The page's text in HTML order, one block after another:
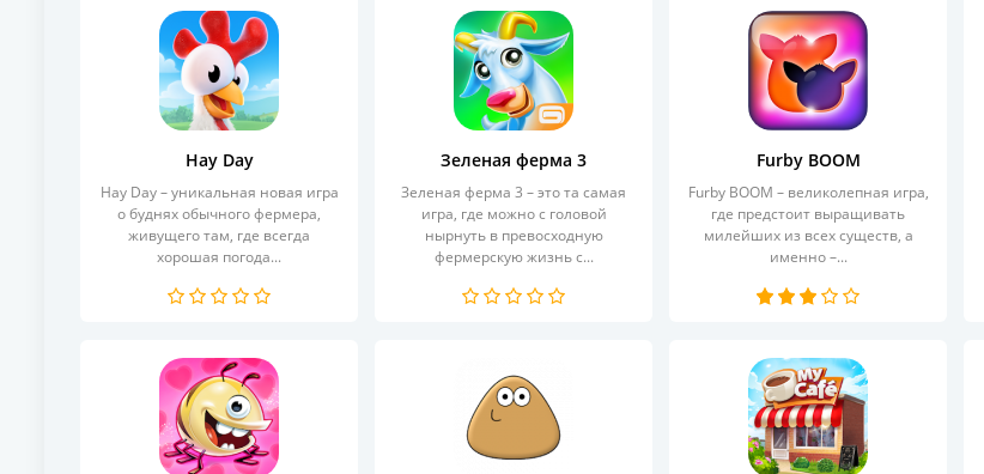
Hay Day
Hay Day – уникальная новая игра
о буднях обычного фермера,
живущего там, где всегда
хорошая погода...
Зеленая ферма 3
Зеленая ферма 3 – это та самая
игра, где можно с головой
нырнуть в превосходную
фермерскую жизнь с...
Furby BOOM
Furby BOOM – великолепная игра,
где предстоит выращивать
милейших из всех существ, а
именно –...